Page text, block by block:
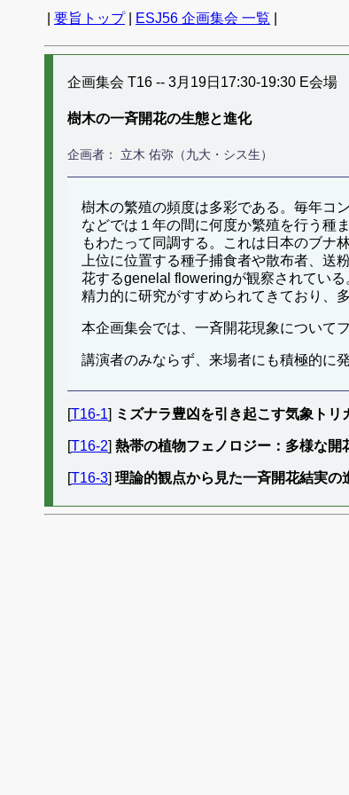
要旨トップ| ESJ56 企画集会 一覧
企画集会 T16 -- 3月19日17:30-19:30 E会場
樹木の一斉開花の生態と進化
企画者： 立木 佑弥（九大・シス生）
樹木の繁殖の頻度は多彩である。毎年コ
などでは１年の間に何度か繁殖を行う種
もわたって同調する。これは日本のブナ
上位に位置する種子捕食者や散布者、
花するgenelal floweringが観察されてい
精力的に研究がすすめられてきており、
本企画集会では、一斉開花現象について
講演者のみならず、来場者にも積極的に
[T16-1] ミズナラ豊凶を引き起こす気象トリ
[T16-2] 熱帯の植物フェノロジー：多様な
[T16-3] 理論的観点から見た一斉開花結実の